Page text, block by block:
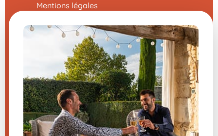
Mentions légales
Modifier mes préférences en matière de
cookies
Une question sur un de nos
produits ?
Nous vous répondons sans attendre du
lundi au vendredi de 8h-12h / 13h-16h